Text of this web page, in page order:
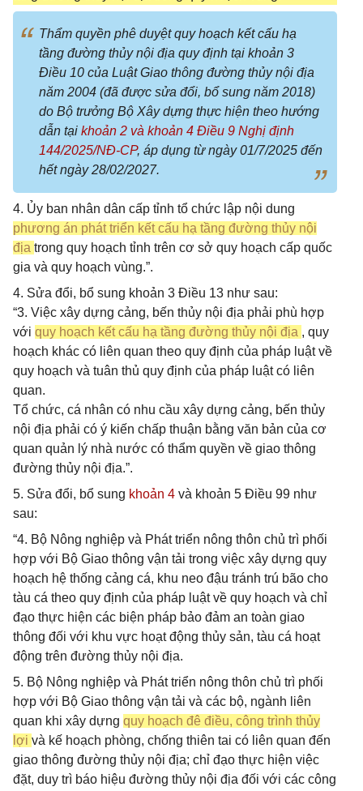
Thẩm quyền phê duyệt quy hoạch kết cấu hạ
tầng đường thủy nội địa quy định tại khoản 3
Điều 10 của Luật Giao thông đường thủy nội địa
năm 2004 (đã được sửa đổi, bổ sung năm 2018)
do Bộ trưởng Bộ Xây dựng thực hiện theo hướng
dẫn tại khoản 2 và khoản 4 Điều 9 Nghị định
144/2025/NĐ-CP, áp dụng từ ngày 01/7/2025 đến
hết ngày 28/02/2027.
4. Ủy ban nhân dân cấp tỉnh tổ chức lập nội dung
phương án phát triển kết cấu hạ tầng đường thủy nội
địa trong quy hoạch tỉnh trên cơ sở quy hoạch cấp quốc
gia và quy hoạch vùng.”.
4. Sửa đổi, bổ sung khoản 3 Điều 13 như sau:
“3. Việc xây dựng cảng, bến thủy nội địa phải phù hợp
với quy hoạch kết cấu hạ tầng đường thủy nội địa , quy
hoạch khác có liên quan theo quy định của pháp luật về
quy hoạch và tuân thủ quy định của pháp luật có liên
quan.
Tổ chức, cá nhân có nhu cầu xây dựng cảng, bến thủy
nội địa phải có ý kiến chấp thuận bằng văn bản của cơ
quan quản lý nhà nước có thẩm quyền về giao thông
đường thủy nội địa.”.
5. Sửa đổi, bổ sung khoản 4 và khoản 5 Điều 99 như
sau:
“4. Bộ Nông nghiệp và Phát triển nông thôn chủ trì phối
hợp với Bộ Giao thông vận tải trong việc xây dựng quy
hoạch hệ thống cảng cá, khu neo đậu tránh trú bão cho
tàu cá theo quy định của pháp luật về quy hoạch và chỉ
đạo thực hiện các biện pháp bảo đảm an toàn giao
thông đối với khu vực hoạt động thủy sản, tàu cá hoạt
động trên đường thủy nội địa.
5. Bộ Nông nghiệp và Phát triển nông thôn chủ trì phối
hợp với Bộ Giao thông vận tải và các bộ, ngành liên
quan khi xây dựng quy hoạch đê điều, công trình thủy
lợi và kế hoạch phòng, chống thiên tai có liên quan đến
giao thông đường thủy nội địa; chỉ đạo thực hiện việc
đặt, duy trì báo hiệu đường thủy nội địa đối với các công